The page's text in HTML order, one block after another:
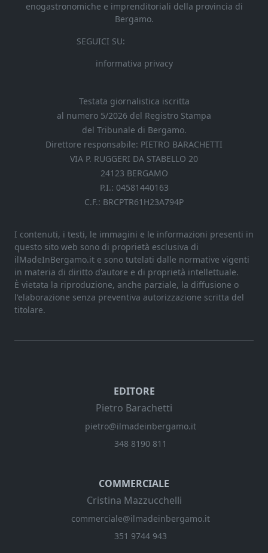
enogastronomiche e imprenditoriali della provincia di
Bergamo.
SEGUICI SU:
informativa privacy
Testata giornalistica iscritta
al numero 5/2026 del Registro Stampa
del Tribunale di Bergamo.
Direttore responsabile: PIETRO BARACHETTI
VIA P. RUGGERI DA STABELLO 20
24123 BERGAMO
P.I.: 04581440163
C.F.: BRCPTR61H23A794P
I contenuti, i testi, le immagini e le informazioni presenti in
questo sito web sono di proprietà esclusiva di
ilMadeInBergamo.it e sono tutelati dalle normative vigenti
in materia di diritto d'autore e di proprietà intellettuale.
È vietata la riproduzione, anche parziale, la diffusione o
l'elaborazione senza preventiva autorizzazione scritta del
titolare.
EDITORE
Pietro Barachetti
pietro@ilmadeinbergamo.it
348 8190 811
COMMERCIALE
Cristina Mazzucchelli
commerciale@ilmadeinbergamo.it
351 9744 943